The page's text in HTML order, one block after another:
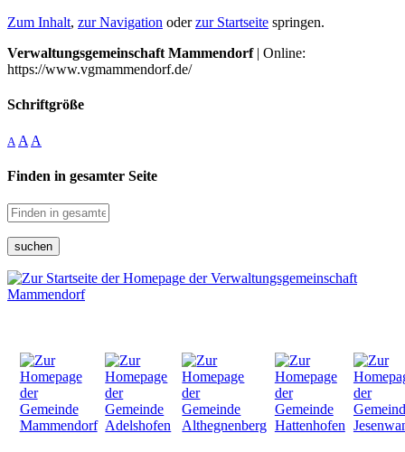
Zum Inhalt, zur Navigation oderzur Startseite springen.
Verwaltungsgemeinschaft Mammendorf| Online:
https://www.vgmammendorf.de/
Schriftgröße
A A A
Finden in gesamter Seite
suchen